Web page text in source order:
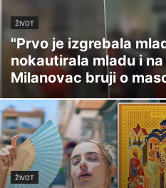
ŽIVOT
"Prvo je izgrebala
nokautirala mladu i
Milanovac bruji o
ŽIVOT